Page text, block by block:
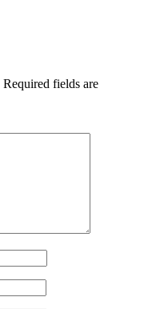
Required fields are